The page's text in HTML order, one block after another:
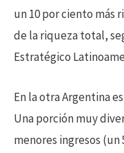
un 10 por ciento más
de la riqueza total,
Estratégico
En la otra Argentina
Una porción muy
menores ingresos